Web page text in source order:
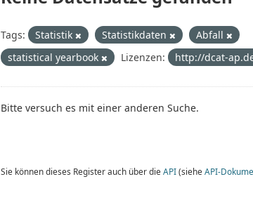
Tags: Statistik Statistikdaten
Abfall
statistical yearbook
Lizenzen: http://dcat-
Bitte versuch es mit einer anderen Suche.
Sie können dieses Register auch über die API(siehe API-